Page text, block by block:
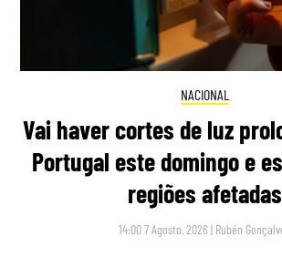
NACIONAL
Vai haver cortes de luz
Portugal este domingo e
regiões afetadas
14:00 7 Agosto, 2026 | Rubén